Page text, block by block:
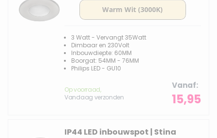
3 Watt - Vervangt 35Watt
Dimbaar en 230Volt
Inbouwdiepte: 60MM
Boorgat: 54MM - 76MM
Philips LED - GU10
Op voorraad,
Vandaag verzonden
Vanaf
15,95
IP44 LED inbouwspot | Stina